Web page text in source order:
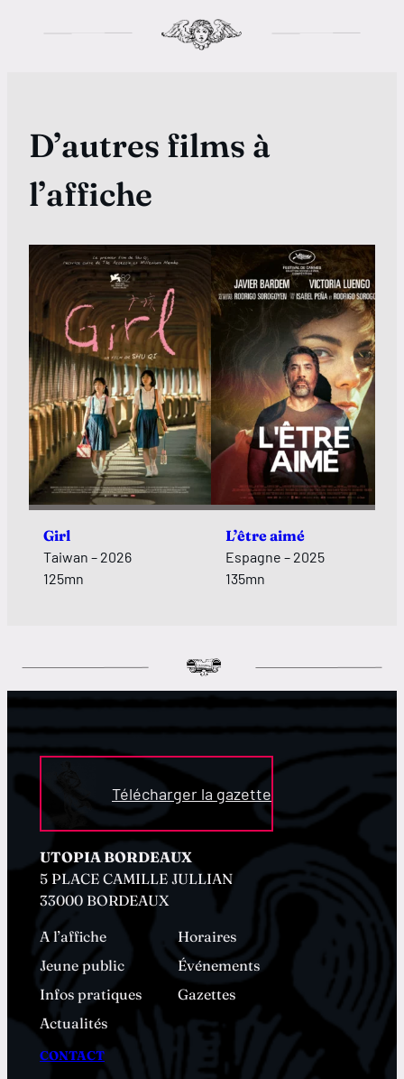
D’autres films à
l’affiche
Girl
Taiwan – 2026
125mn
L’être aimé
Espagne – 2025
135mn
Télécharger la gazette
UTOPIA BORDEAUX
5 PLACE CAMILLE JULLIAN
33000 BORDEAUX
A l’affiche
Horaires
Jeune public
Événements
Infos pratiques
Gazettes
Actualités
CONTACT